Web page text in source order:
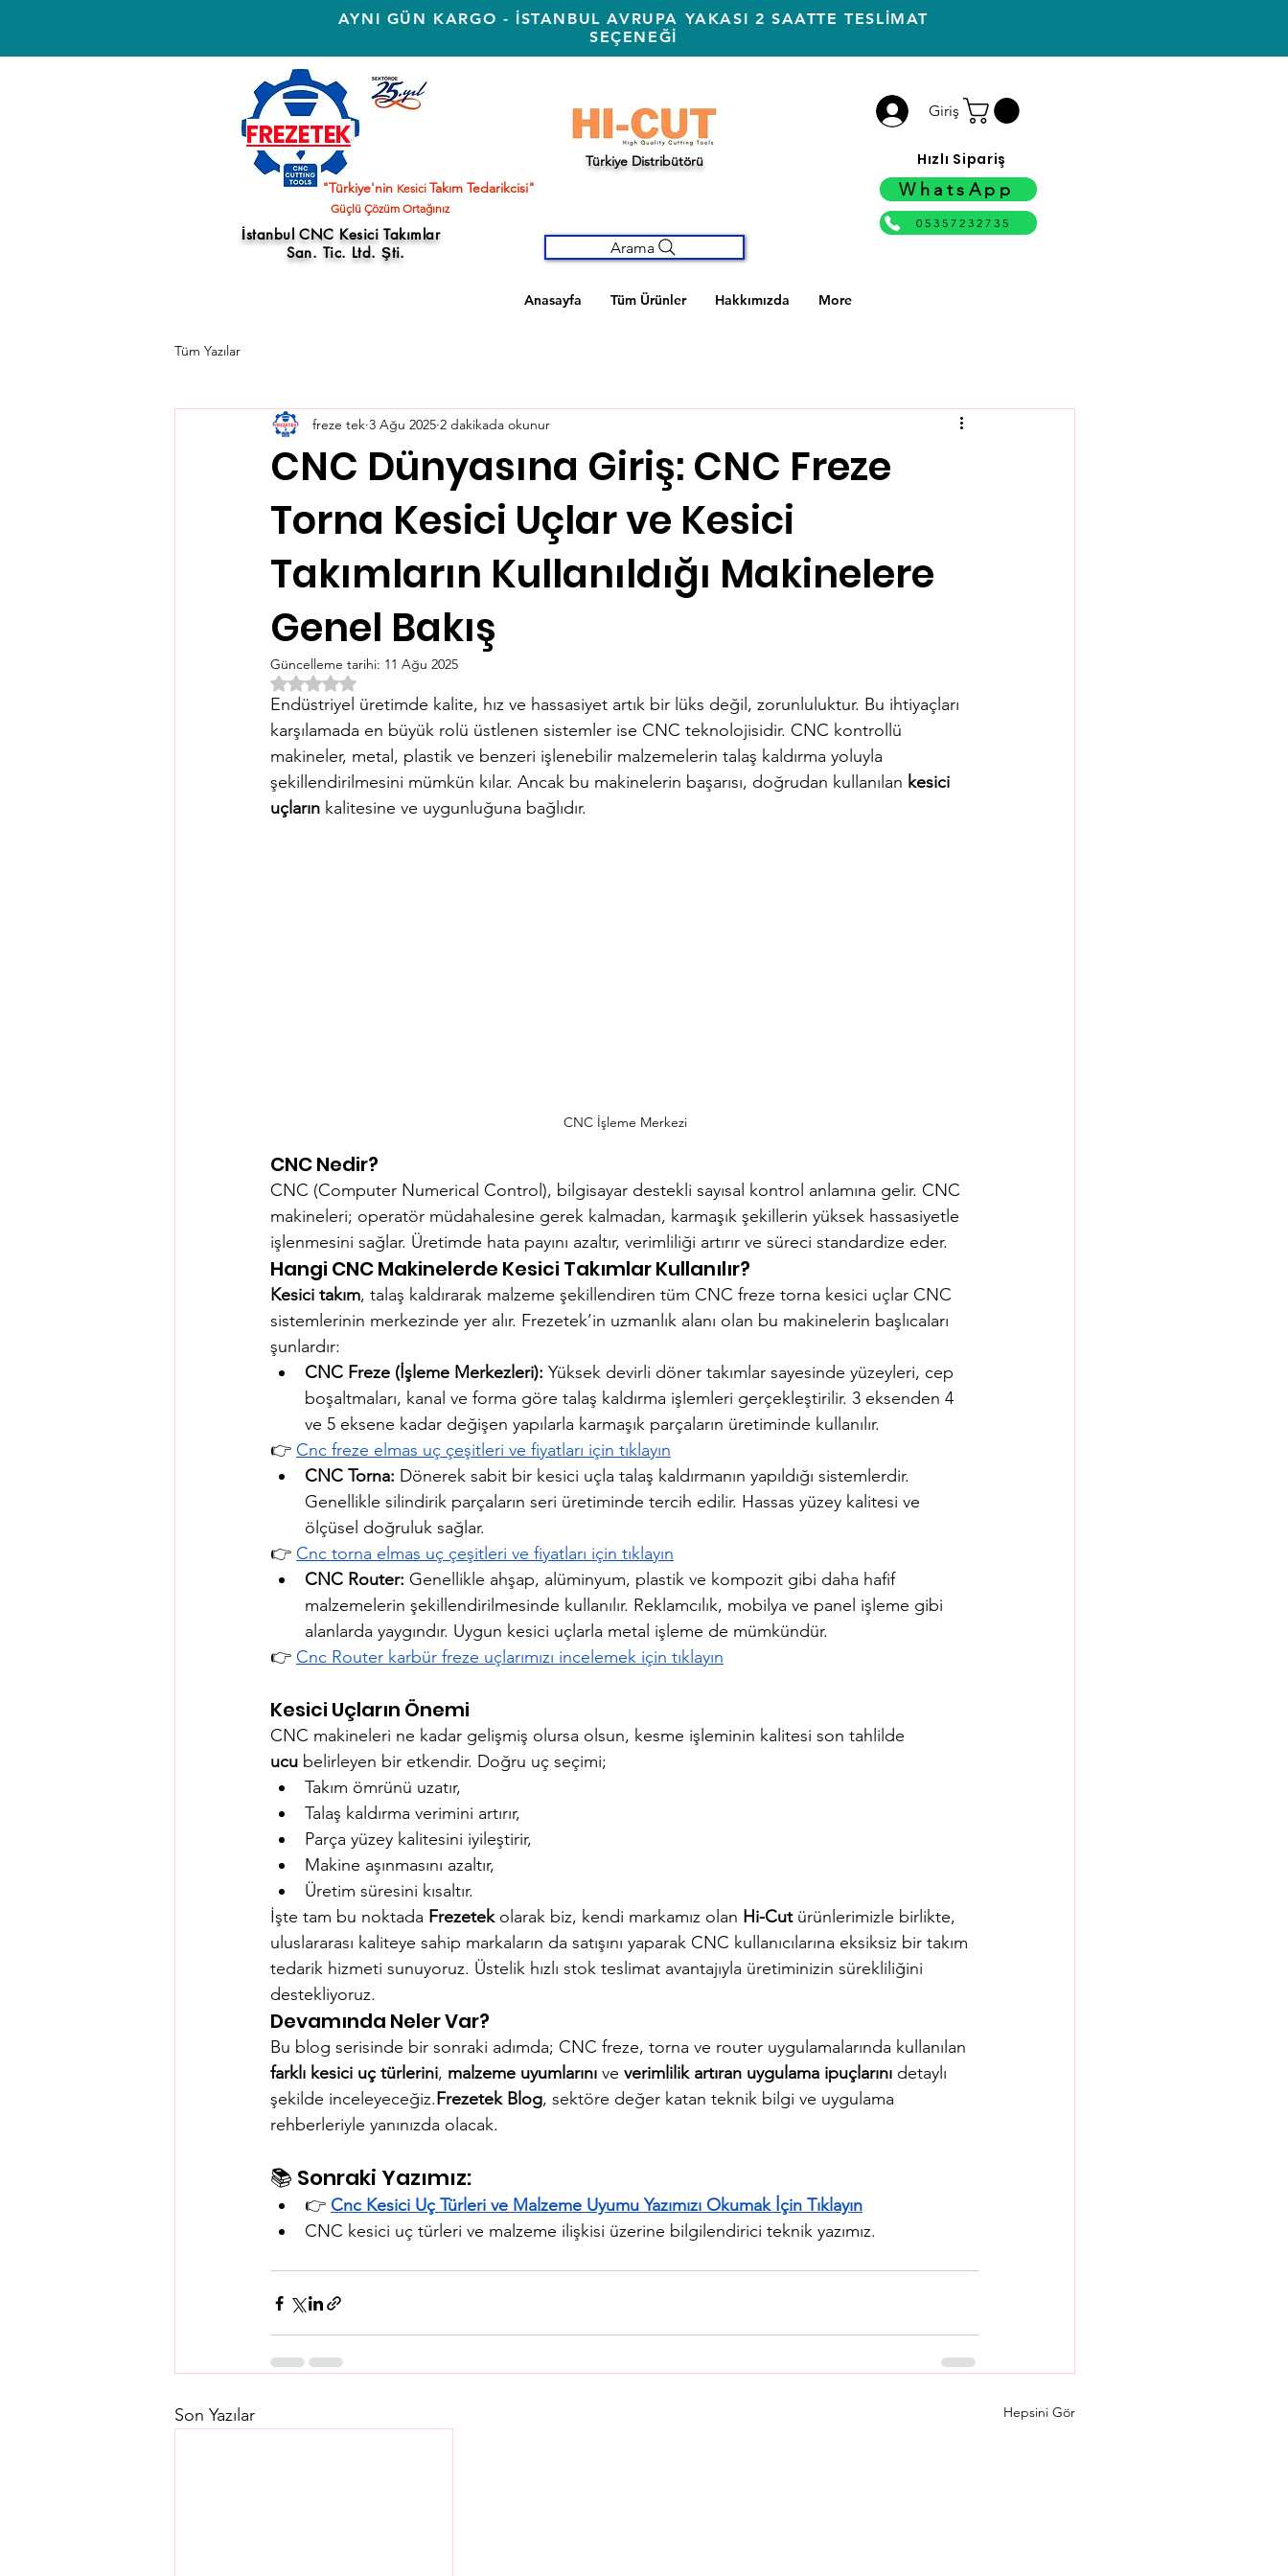
AYNI GÜN KARGO - İSTANBUL AVRUPA YAKASI 2 SAATTE TESLİMAT
SEÇENEĞİ
FREZETEK
"Türkiye'nin Kesici Takım Tedarikcisi"
Türkiye Distribütörü
Güçlü Çözüm Ortağınız
İstanbul CNC Kesici Takımlar
San. Tic. Ltd. Şti.
Arama
Giriş
Hızlı Sipariş
WhatsApp
05357232735
Anasayfa Tüm Ürünler Hakkımızda More
Tüm Yazılar
CNC Dünyasına Giriş: CNC Freze
Torna Kesici Uçlar ve Kesici
Takımların Kullanıldığı Makinelere
Genel Bakış
freze tek 3 Ağu 2025 2 dakikada okunur
Güncelleme tarihi: 11 Ağu 2025
5 üzerinden NaN yıldız
Endüstriyel üretimde kalite, hız ve hassasiyet artık bir lüks değil, zorunluluktur. Bu ihtiyaçları
karşılamada en büyük rolü üstlenen sistemler ise CNC teknolojisidir. CNC kontrollü
makineler, metal, plastik ve benzeri işlenebilir malzemelerin talaş kaldırma yoluyla
şekillendirilmesini mümkün kılar. Ancak bu makinelerin başarısı, doğrudan kullanılan kesici
uçların kalitesine ve uygunluğuna bağlıdır.
CNC İşleme Merkezi
CNC Nedir?
CNC (Computer Numerical Control), bilgisayar destekli sayısal kontrol anlamına gelir. CNC
makineleri; operatör müdahalesine gerek kalmadan, karmaşık şekillerin yüksek hassasiyetle
işlenmesini sağlar. Üretimde hata payını azaltır, verimliliği artırır ve süreci standardize eder.
Hangi CNC Makinelerde Kesici Takımlar Kullanılır?
Kesici takım, talaş kaldırarak malzeme şekillendiren tüm CNC freze torna kesici uçlar CNC
sistemlerinin merkezinde yer alır. Frezetek’in uzmanlık alanı olan bu makinelerin başlıcaları
şunlardır:
CNC Freze (İşleme Merkezleri): Yüksek devirli döner takımlar sayesinde yüzeyleri, cep
boşaltmaları, kanal ve forma göre talaş kaldırma işlemleri gerçekleştirilir. 3 eksenden 4
ve 5 eksene kadar değişen yapılarla karmaşık parçaların üretiminde kullanılır.
👉 Cnc freze elmas uç çeşitleri ve fiyatları için tıklayın
CNC Torna: Dönerek sabit bir kesici uçla talaş kaldırmanın yapıldığı sistemlerdir.
Genellikle silindirik parçaların seri üretiminde tercih edilir. Hassas yüzey kalitesi ve
ölçüsel doğruluk sağlar.
👉 Cnc torna elmas uç çeşitleri ve fiyatları için tıklayın
CNC Router: Genellikle ahşap, alüminyum, plastik ve kompozit gibi daha hafif
malzemelerin şekillendirilmesinde kullanılır. Reklamcılık, mobilya ve panel işleme gibi
alanlarda yaygındır. Uygun kesici uçlarla metal işleme de mümkündür.
👉 Cnc Router karbür freze uçlarımızı incelemek için tıklayın
Kesici Uçların Önemi
CNC makineleri ne kadar gelişmiş olursa olsun, kesme işleminin kalitesi son tahlilde
ucu belirleyen bir etkendir. Doğru uç seçimi;
Takım ömrünü uzatır,
Talaş kaldırma verimini artırır,
Parça yüzey kalitesini iyileştirir,
Makine aşınmasını azaltır,
Üretim süresini kısaltır.
İşte tam bu noktada Frezetek olarak biz, kendi markamız olan Hi-Cut ürünlerimizle birlikte,
uluslararası kaliteye sahip markaların da satışını yaparak CNC kullanıcılarına eksiksiz bir takım
tedarik hizmeti sunuyoruz. Üstelik hızlı stok teslimat avantajıyla üretiminizin sürekliliğini
destekliyoruz.
Devamında Neler Var?
Bu blog serisinde bir sonraki adımda; CNC freze, torna ve router uygulamalarında kullanılan
farklı kesici uç türlerini, malzeme uyumlarını ve verimlilik artıran uygulama ipuçlarını detaylı
şekilde inceleyeceğiz.Frezetek Blog, sektöre değer katan teknik bilgi ve uygulama
rehberleriyle yanınızda olacak.
📚 Sonraki Yazımız:
👉 Cnc Kesici Uç Türleri ve Malzeme Uyumu Yazımızı Okumak İçin Tıklayın
CNC kesici uç türleri ve malzeme ilişkisi üzerine bilgilendirici teknik yazımız.
Son Yazılar Hepsini Gör